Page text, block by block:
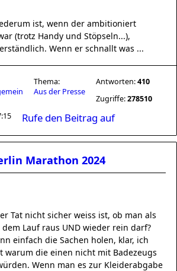
ist, wenn der ambitioniert
(trotz Handy und Stöpseln...),
Wenn er schnallt was ...
Thema:
Aus der Presse
Antworten:410
Zugriffe:278510
Rufe den Beitrag auf
Marathon 2024
Tat nicht sicher weiss ist, ob man als
dem Lauf raus UND wieder rein darf?
einfach die Sachen holen, klar, ich
warum die einen nicht mit Badezeugs
Wenn man es zur Kleiderabgabe